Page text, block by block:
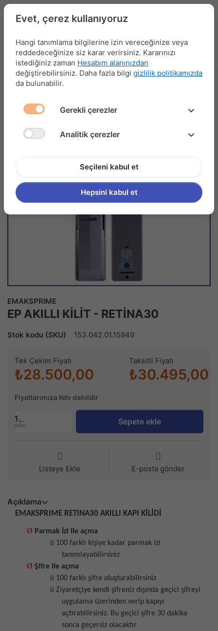
Menü Kampanyalar Yeni Ürünler Giriş yap
EMAKSPRIME
EP AKILLI KİLİT - RETİNA30
Stok kodu (SKU) 153.042.01.15949
Tek Çekim Fiyatı
₺28.500,00
Taksitli Fiyatı
₺30.495,00
Fiyatlarımıza Kdv dahildir
1
Adet Sepete ekle
Listeye Ekle E-posta gönder
Açıklama
EMAKSPRIME RETINA30 AKILLI KAPI KİLİDİ
Ø Parmak İzi ile açma
ü 100 farklı kişiye kadar parmak izi
tanımlayabilirsiniz
Ø Şifre ile açma
ü 100 farklı şifre oluşturabilirsiniz
ü Ziyaretçiye kendi şifreniz dışında geçici şifreyi
uygulama üzerinden verip kapıyı
açtırabilirsiniz. Bu geçici şifre 30 dakika
sonra geçersiz olacaktır
Evet, çerez kullanıyoruz
Hangi tanımlama bilgilerine izin vereceğinize veya
reddedeceğinize siz karar verirsiniz. Kararınızı
istediğiniz zaman Hesabım alanınızdan
değiştirebilirsiniz. Daha fazla bilgi gizlilik politikamızda
da bulunabilir.
Gerekli çerezler
Analitik çerezler
Seçileni kabul et
Hepsini kabul et